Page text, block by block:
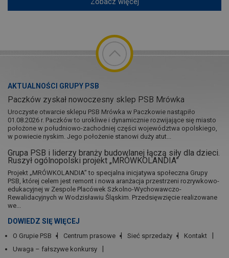
Zobacz więcej
AKTUALNOŚCI GRUPY PSB
Paczków zyskał nowoczesny sklep PSB Mrówka
Uroczyste otwarcie sklepu PSB Mrówka w Paczkowie nastąpiło
01.08.2026 r. Paczków to urokliwe i dynamicznie rozwijające się miasto
położone w południowo-zachodniej części województwa opolskiego,
w powiecie nyskim. Jego położenie stanowi duży atut...
Grupa PSB i liderzy branży budowlanej łączą siły dla dzieci.
Ruszył ogólnopolski projekt „MRÓWKOLANDIA”
Projekt „MRÓWKOLANDIA” to specjalna inicjatywa społeczna Grupy
PSB, której celem jest remont i nowa aranżacja przestrzeni rozrywkowo-
edukacyjnej w Zespole Placówek Szkolno-Wychowawczo-
Rewalidacyjnych w Wodzisławiu Śląskim. Przedsięwzięcie realizowane
we...
DOWIEDZ SIĘ WIĘCEJ
O Grupie PSB Centrum prasowe Sieć sprzedaży
Kontakt
Uwaga – fałszywe konkursy